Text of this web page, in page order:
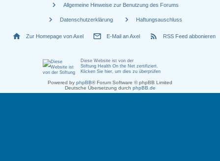
chevron_right Allgemeine Hinweise zur Benutzung des Forums
chevron_right Datenschutzerklärung chevron_right Haftungsauschluss
home Zur Homepage von Axel mail_outline E-Mail an Axel rss_feed RSS Feed abbonieren
Diese Website ist von der
Stiftung Health On the Net zertifiziert
Klicken Sie hier, um dies zu überprüfen
Powered by phpBB® Forum Software © phpBB Limited
Deutsche Übersetzung durch phpBB.de